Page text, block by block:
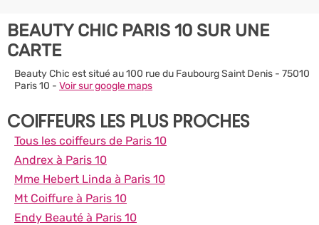
BEAUTY CHIC PARIS 10 SUR UNE
CARTE
Beauty Chic est situé au 100 rue du Faubourg Saint Denis - 75010
Paris 10 - Voir sur google maps
COIFFEURS LES PLUS PROCHES
Tous les coiffeurs de Paris 10
Andrex à Paris 10
Mme Hebert Linda à Paris 10
Mt Coiffure à Paris 10
Endy Beauté à Paris 10